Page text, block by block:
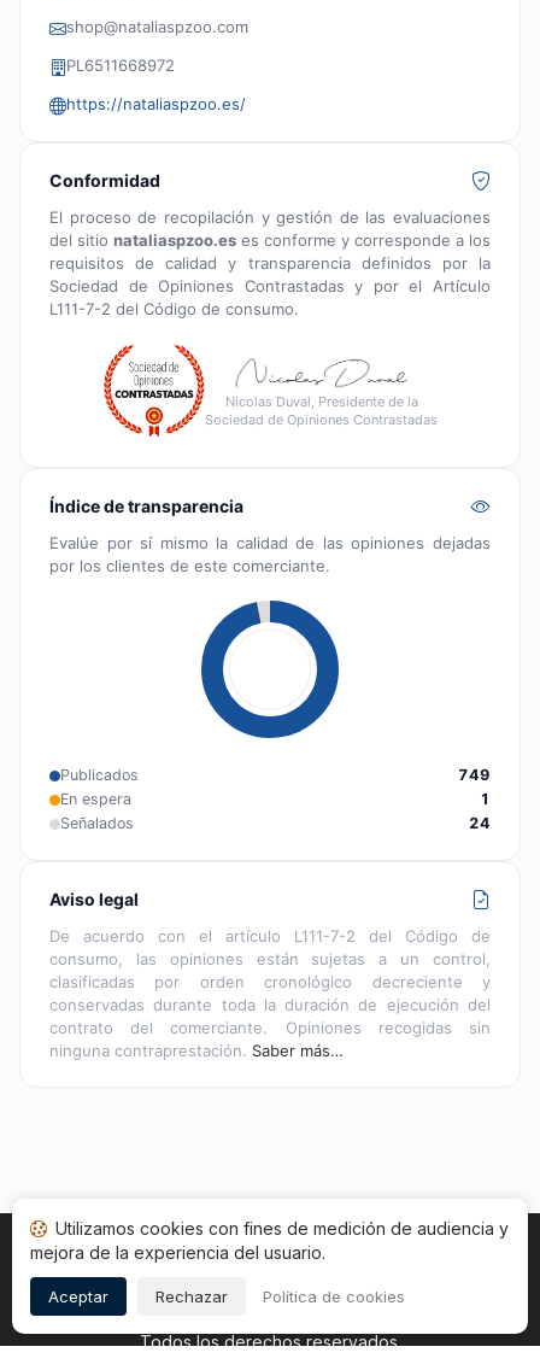
shop@nataliaspzoo.com
PL6511668972
https://nataliaspzoo.es/
Conformidad
El proceso de recopilación y gestión de las evaluaciones
del sitio nataliaspzoo.es es conforme y corresponde a los
requisitos de calidad y transparencia definidos por la
Sociedad de Opiniones Contrastadas y por el Artículo
L111-7-2 del Código de consumo.
Nicolas Duval, Presidente de la
Sociedad de Opiniones Contrastadas
Índice de transparencia
Evalúe por sí mismo la calidad de las opiniones dejadas
por los clientes de este comerciante.
Publicados
749
En espera
1
Señalados
24
Aviso legal
De acuerdo con el artículo L111-7-2 del Código de
consumo, las opiniones están sujetas a un control,
clasificadas por orden cronológico decreciente y
conservadas durante toda la duración de ejecución del
contrato del comerciante. Opiniones recogidas sin
ninguna contraprestación. Saber más…
Inicio Estado opiniones Categorías
Copyright © 2026
Todos los derechos reservados.
Utilizamos cookies con fines de medición de audiencia y
mejora de la experiencia del usuario.
Aceptar Rechazar Política de cookies